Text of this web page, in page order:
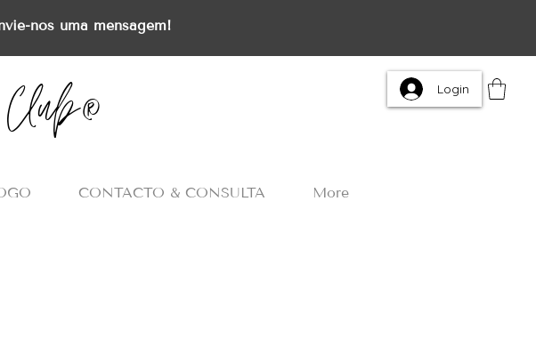
nos uma mensagem!
CONTACTO & CONSULTA More
Login